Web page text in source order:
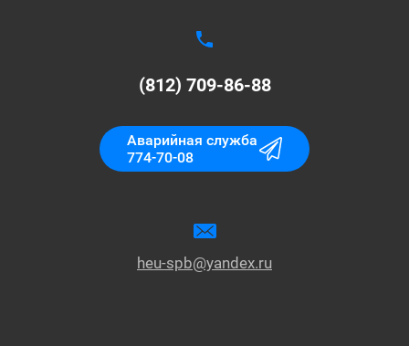
(812) 709-86-88
Аварийная служба
774-70-08
heu-spb@yandex.ru